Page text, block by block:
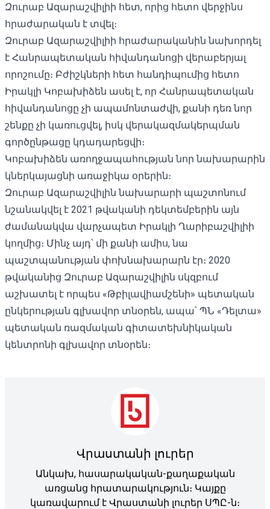
Զուրաբ Ազարաշվիլիի հետ, որից հետո վերջինս
հրաժարական է տվել։
Զուրաբ Ազարաշվիլիի հրաժարականին նախորդել
է Հանրապետական ​​հիվանդանոցի վերաբերյալ
որոշումը։ Բժիշկների հետ հանդիպումից հետո
Իրակլի Կոբախիձեն ասել է, որ Հանրապետական ​​
հիվանդանոցը չի ապամոնտաժվի, քանի դեռ նոր
շենքը չի կառուցվել, իսկ վերակազմակերպման
գործընթացը կդադարեցվի։
Կոբախիձեն առողջապահության նոր նախարարին
կներկայացնի առաջիկա օրերին։
Զուրաբ Ազարաշվիլին նախարարի պաշտոնում
նշանակվել է 2021 թվականի դեկտեմբերին այն
ժամանակվա վարչապետ Իրակլի Ղարիբաշվիլիի
կողմից։ Մինչ այդ՝ մի քանի ամիս, նա
պաշտպանության փոխնախարարն էր։ 2020
թվականից Զուրաբ Ազարաշվիլին սկզբում
աշխատել է որպես «Թբիլավիամշենի» պետական ​​
ընկերության գլխավոր տնօրեն, ապա՝ ՊՆ «Դելտա»
պետական ​​ռազմական գիտատեխնիկական
կենտրոնի գլխավոր տնօրեն։
Վրաստանի լուրեր
Անկախ, հասարակական-քաղաքական
առցանց հրատարակություն։ Կայքը
կառավարում է Վրաստանի լուրեր ՍՊԸ-ն։